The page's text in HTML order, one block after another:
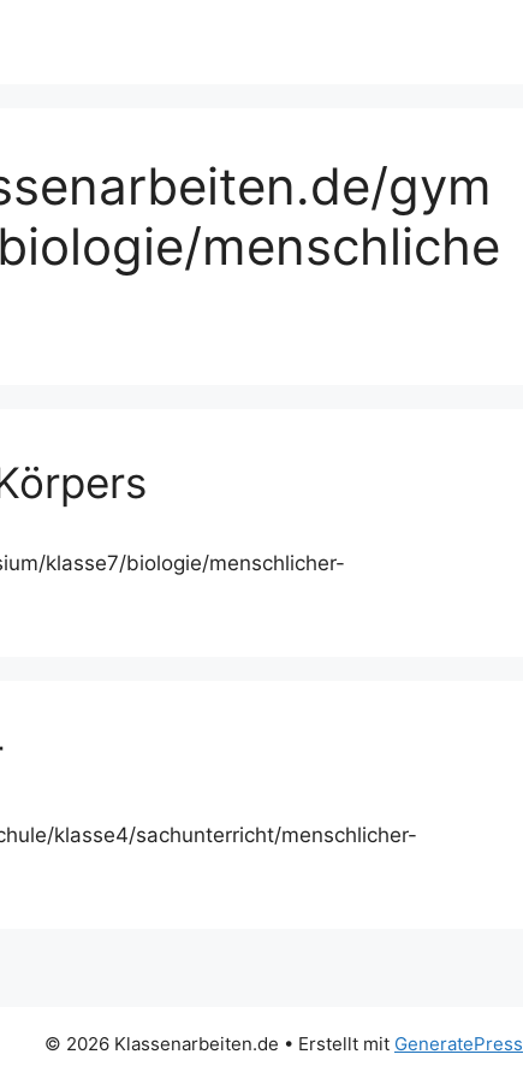
gym
menschliche
klasse7/biologie/menschlicher-
klasse4/sachunterricht/menschlicher-
© 2026 Klassenarbeiten.de • Erstellt mit GeneratePress